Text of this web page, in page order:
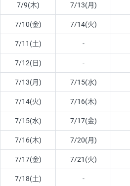
7/9(木) 7/13(月)
7/10(金) 7/14(火)
7/11(土) -
7/12(日) -
7/13(月) 7/15(水)
7/14(火) 7/16(木)
7/15(水) 7/17(金)
7/16(木) 7/20(月)
7/17(金) 7/21(火)
7/18(土) -